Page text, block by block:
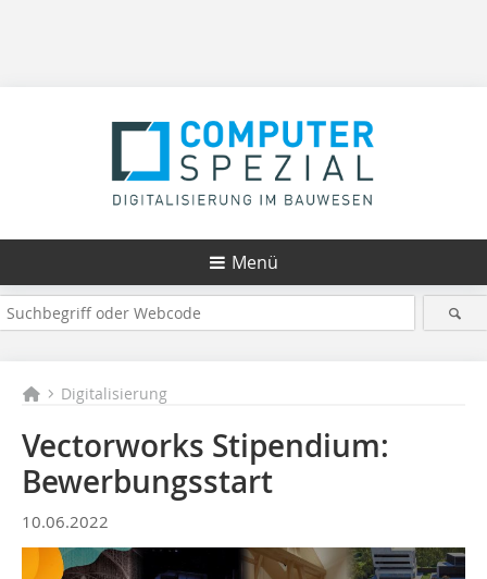
Menü
Digitalisierung
Vectorworks Stipendium:
Bewerbungsstart
10.06.2022